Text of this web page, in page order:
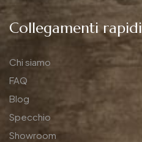
Collegamenti rapidi
Chi siamo
FAQ
Blog
Specchio
Showroom